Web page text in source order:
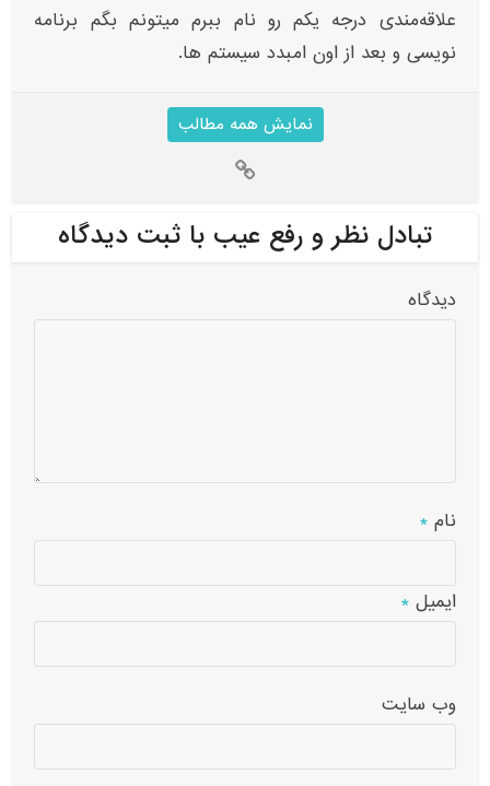
علاقه‌مندی‌ درجه یکم رو نام ببرم میتونم بگم برنامه
نویسی و بعد از اون امبدد سیستم ها.
نمایش همه مطالب
تبادل نظر و رفع عیب با ثبت دیدگاه
دیدگاه
نام*
ایمیل*
وب‌ سایت